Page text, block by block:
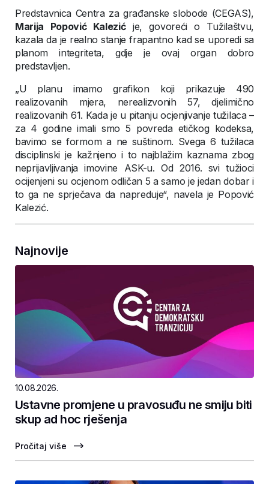
Predstavnica Centra za građanske slobode (CEGAS),
Marija Popović Kalezićje, govoreći o Tužilaštvu,
kazala da je realno stanje frapantno kad se uporedi sa
planom integriteta, gdje je ovaj organ dobro
predstavljen.
„U planu imamo grafikon koji prikazuje 490
realizovanih mjera, nerealizvonih 57, djelimično
realizovanih 61. Kada je u pitanju ocjenjivanje tužilaca –
za 4 godine imali smo 5 povreda etičkog kodeksa,
bavimo se formom a ne suštinom. Svega 6 tužilaca
disciplinski je kažnjeno i to najblažim kaznama zbog
neprijavljivanja imovine ASK-u. Od 2016. svi tužioci
ocijenjeni su ocjenom odličan 5 a samo je jedan dobar i
to ga ne sprječava da napreduje“, navela je Popović
Kalezić.
Najnovije
10.08.2026.
Ustavne promjene u pravosuđu ne smiju biti
skup ad hoc rješenja
Pročitaj više